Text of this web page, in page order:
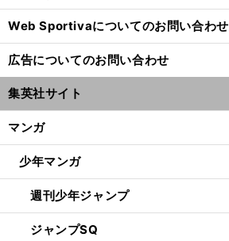
Web Sportivaについてのお問い合わせ
広告についてのお問い合わせ
集英社サイト
マンガ
少年マンガ
週刊少年ジャンプ
ジャンプSQ